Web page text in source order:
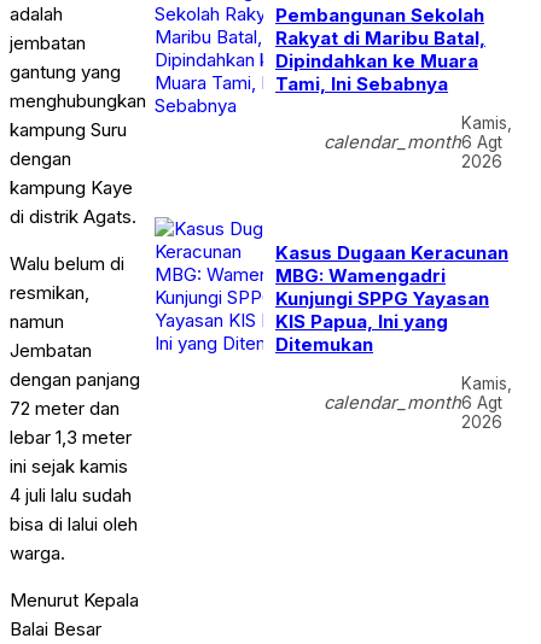
adalah
jembatan
gantung yang
menghubungkan
kampung Suru
dengan
kampung Kaye
di distrik Agats.
Walu belum di
resmikan,
namun
Jembatan
dengan panjang
72 meter dan
lebar 1,3 meter
ini sejak kamis
4 juli lalu sudah
bisa di lalui oleh
warga.
Menurut Kepala
Balai Besar
Pembangunan Sekolah
Rakyat di Maribu Batal,
Dipindahkan ke Muara
Tami, Ini Sebabnya
calendar_month
Kamis,
6 Agt
2026
Kasus Dugaan Keracunan
MBG: Wamengadri
Kunjungi SPPG Yayasan
KIS Papua, Ini yang
Ditemukan
calendar_month
Kamis,
6 Agt
2026